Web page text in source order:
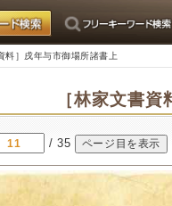
料］戌年与市御場所諸書上
［林家文書
/ 35